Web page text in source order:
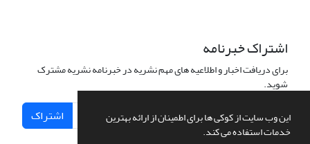
این وب سایت از کوکی ها برای اطمینان از ارائه بهترین
خدمات استفاده می کند.
اشتراک خبرنامه
برای دریافت اخبار و اطلاعیه های مهم نشریه در خبرنامه نشریه مشترک
شوید.
اشتراک